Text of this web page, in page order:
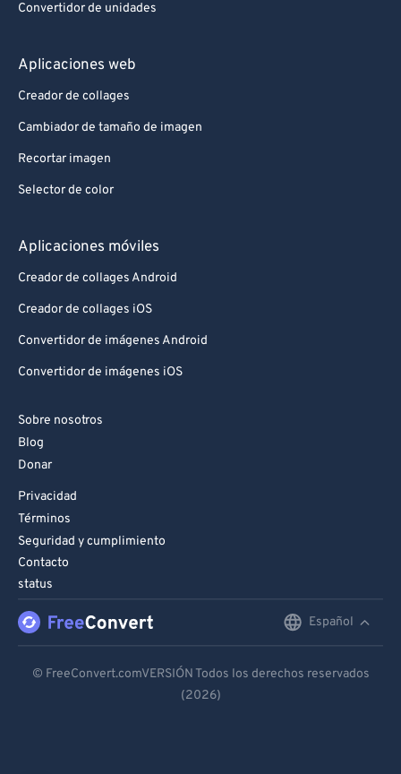
Convertidor de unidades
Aplicaciones web
Creador de collages
Cambiador de tamaño de imagen
Recortar imagen
Selector de color
Aplicaciones móviles
Creador de collages Android
Creador de collages iOS
Convertidor de imágenes Android
Convertidor de imágenes iOS
Sobre nosotros
Blog
Donar
Privacidad
Términos
Seguridad y cumplimiento
Contacto
status
Español
Español
© FreeConvert.comVERSIÓN Todos los derechos reservados
(2026)